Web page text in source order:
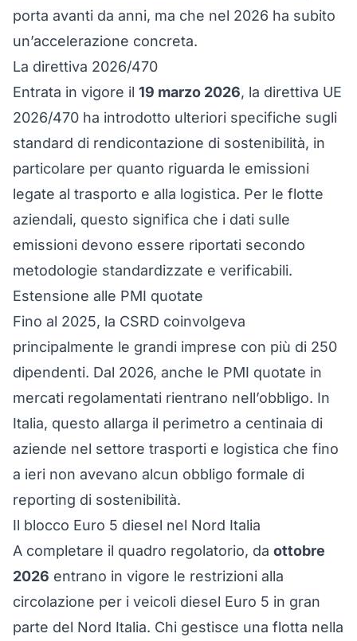
porta avanti da anni, ma che nel 2026 ha subito
un’accelerazione concreta.
La direttiva 2026/470
Entrata in vigore il 19 marzo 2026, la direttiva UE
2026/470 ha introdotto ulteriori specifiche sugli
standard di rendicontazione di sostenibilità, in
particolare per quanto riguarda le emissioni
legate al trasporto e alla logistica. Per le flotte
aziendali, questo significa che i dati sulle
emissioni devono essere riportati secondo
metodologie standardizzate e verificabili.
Estensione alle PMI quotate
Fino al 2025, la CSRD coinvolgeva
principalmente le grandi imprese con più di 250
dipendenti. Dal 2026, anche le PMI quotate in
mercati regolamentati rientrano nell’obbligo. In
Italia, questo allarga il perimetro a centinaia di
aziende nel settore trasporti e logistica che fino
a ieri non avevano alcun obbligo formale di
reporting di sostenibilità.
Il blocco Euro 5 diesel nel Nord Italia
A completare il quadro regolatorio, da ottobre
2026 entrano in vigore le restrizioni alla
circolazione per i veicoli diesel Euro 5 in gran
parte del Nord Italia. Chi gestisce una flotta nella